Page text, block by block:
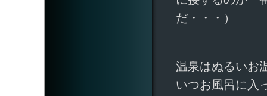
だ・・・）
温泉はぬるいお
いつお風呂に入